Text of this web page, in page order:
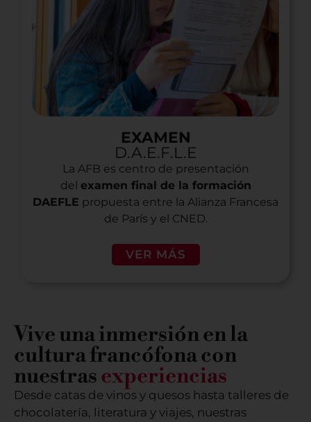
EXAMEN
D.A.E.F.L.E
La AFB es centro de presentación
del examen final de la formación
DAEFLE propuesta entre la Alianza Francesa
de París y el CNED.
VER MÁS
Vive una inmersión en la
cultura francófona con
nuestrasexperiencias
Desde catas de vinos y quesos hasta talleres de
chocolatería, literatura y viajes, nuestras